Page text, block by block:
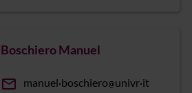
Boschiero Manuel
email manuel boschiero univr it